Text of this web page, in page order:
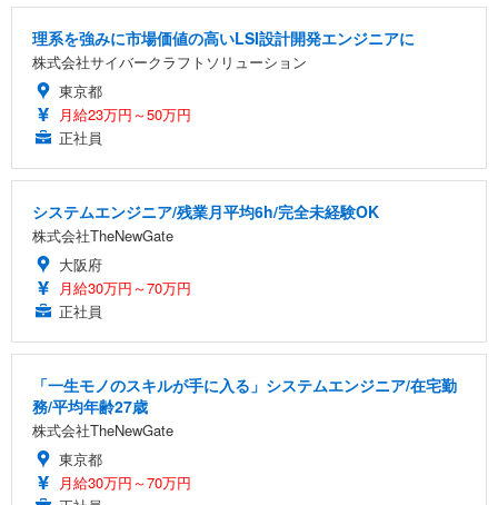
理系を強みに市場価値の高いLSI設計開発エンジニアに
株式会社サイバークラフトソリューション
東京都
月給23万円～50万円
正社員
システムエンジニア/残業月平均6h/完全未経験OK
株式会社TheNewGate
大阪府
月給30万円～70万円
正社員
「一生モノのスキルが手に入る」システムエンジニア/在宅勤
務/平均年齢27歳
株式会社TheNewGate
東京都
月給30万円～70万円